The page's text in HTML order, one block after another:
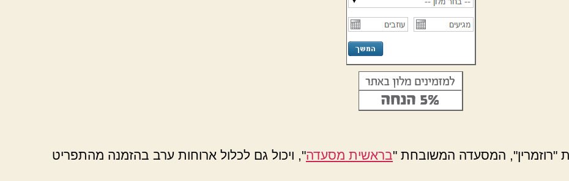
"רוזמרין", המסעדה המשובחת "בראשית מסעדה", ויכול גם לכלול ארוחות ערב בהזמנה מהתפריט